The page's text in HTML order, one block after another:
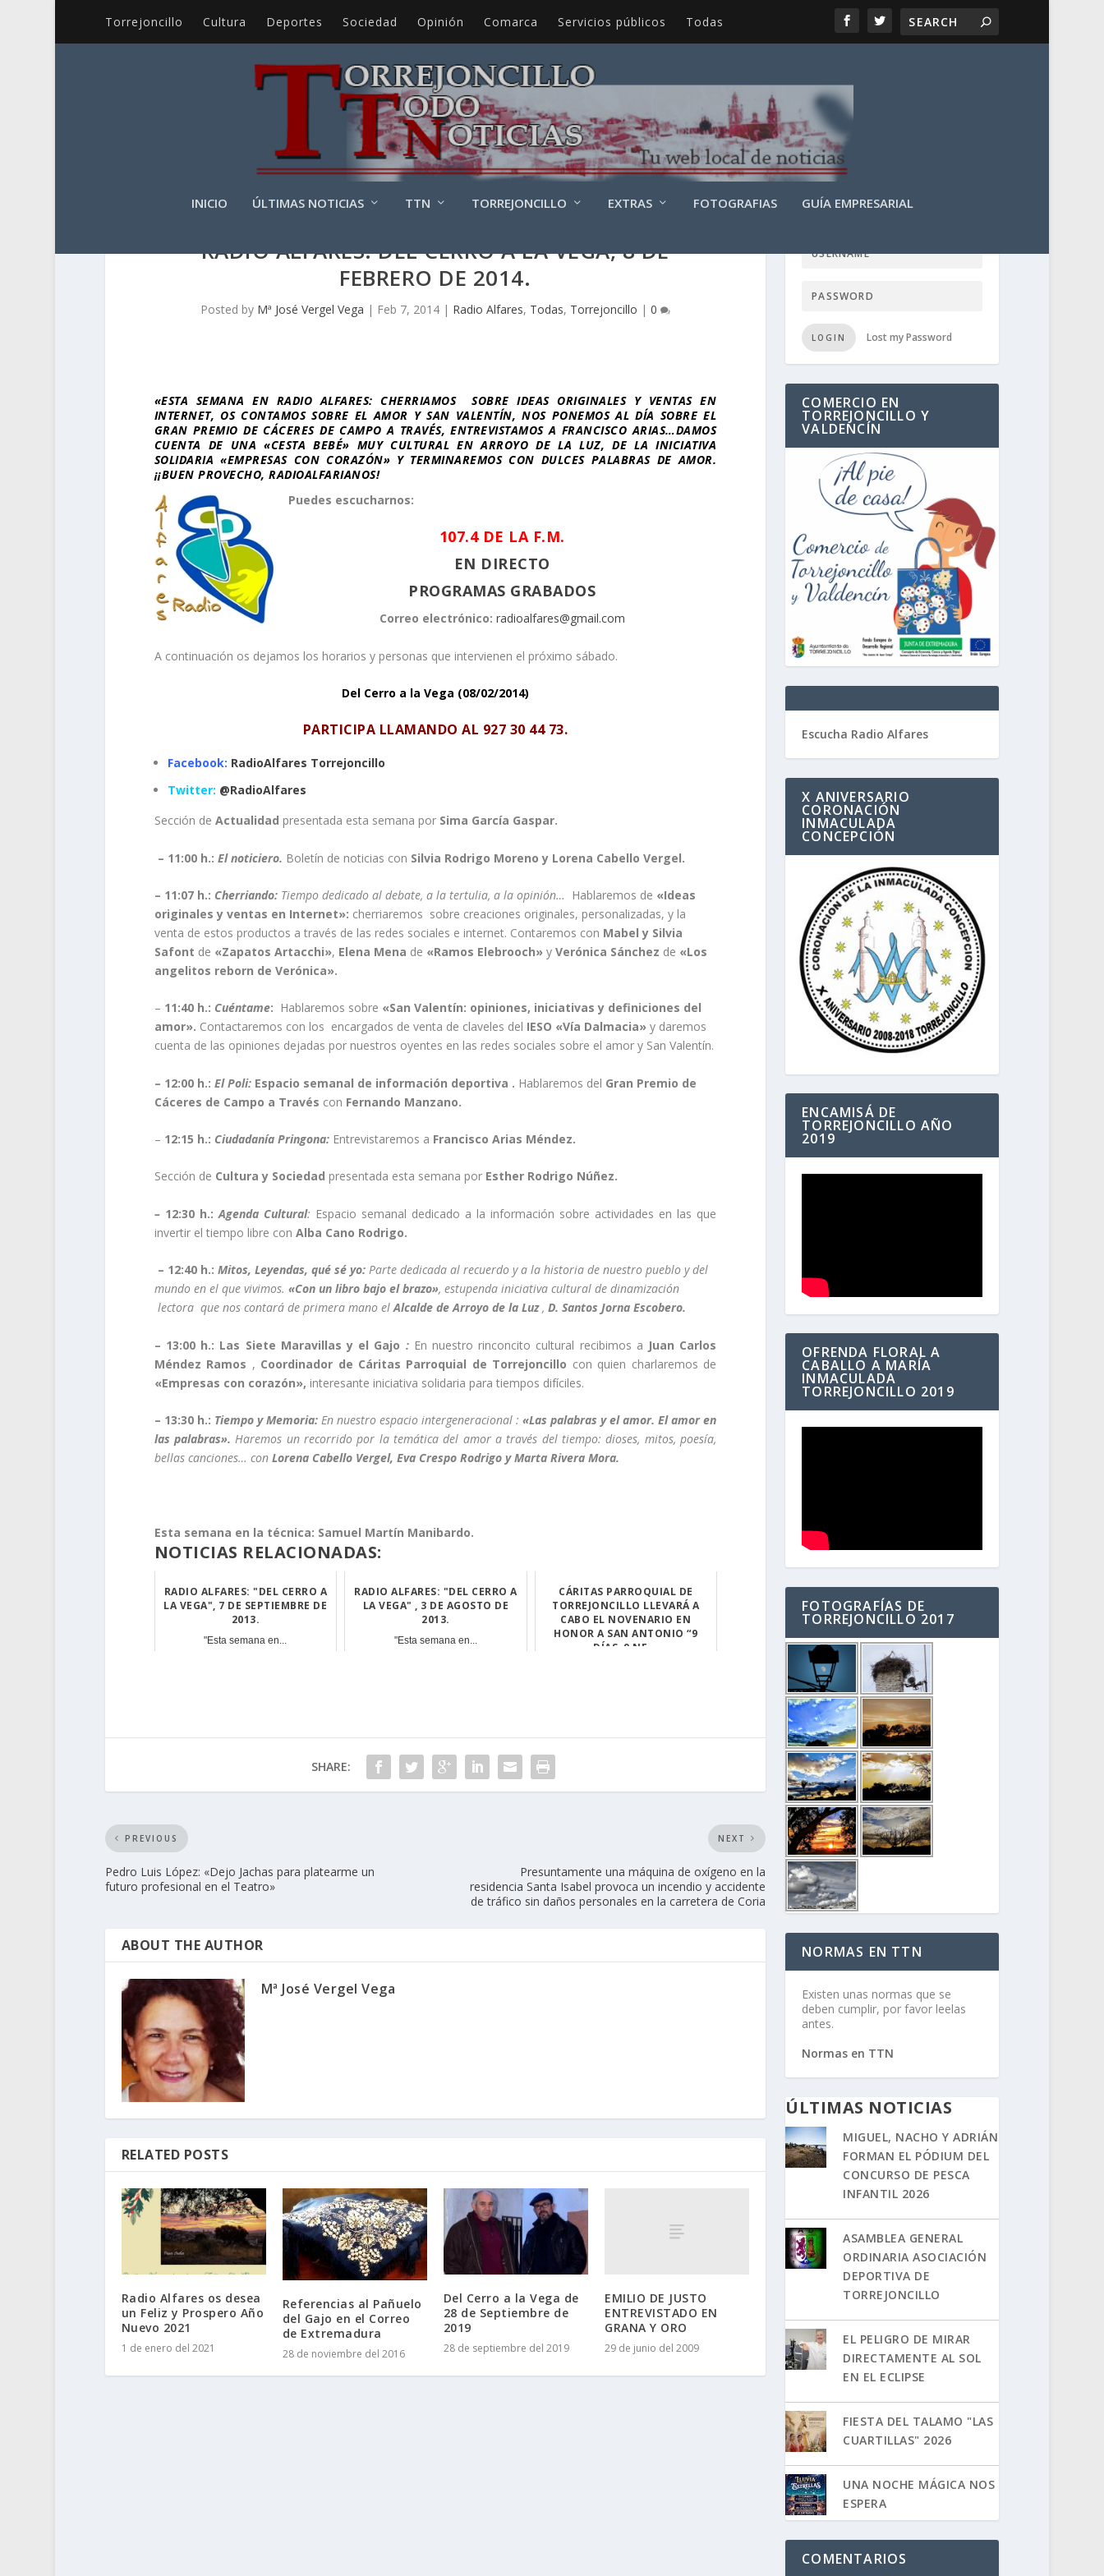
Torrejoncillo Cultura Deportes Sociedad Opinión Comarca Servicios públicos Todas
INICIO ÚLTIMAS NOTICIAS TTN TORREJONCILLO EXTRAS FOTOGRAFIAS GUÍA EMPRESARIAL
RADIO ALFARES: DEL CERRO A LA VEGA, 8 DE
FEBRERO DE 2014.
Posted by Mª José Vergel Vega | Feb 7, 2014| Radio Alfares, Todas, Torrejoncillo | 0
«ESTA SEMANA EN RADIO ALFARES: CHERRIAMOS SOBRE IDEAS ORIGINALES Y VENTAS EN
INTERNET, OS CONTAMOS SOBRE EL AMOR Y SAN VALENTÍN, NOS PONEMOS AL DÍA SOBRE EL
GRAN PREMIO DE CÁCERES DE CAMPO A TRAVÉS, ENTREVISTAMOS A FRANCISCO ARIAS…DAMOS
CUENTA DE UNA «CESTA BEBÉ» MUY CULTURAL EN ARROYO DE LA LUZ, DE LA INICIATIVA
SOLIDARIA «EMPRESAS CON CORAZÓN» Y TERMINAREMOS CON DULCES PALABRAS DE AMOR.
¡¡BUEN PROVECHO, RADIOALFARIANOS!
Puedes escucharnos:
107.4 DE LA F.M.
EN DIRECTO
PROGRAMAS GRABADOS
Correo electrónico: radioalfares@gmail.com
A continuación os dejamos los horarios y personas que intervienen el próximo sábado.
Del Cerro a la Vega (08/02/2014)
PARTICIPA LLAMANDO AL 927 30 44 73.
Facebook: RadioAlfares Torrejoncillo
Twitter: @RadioAlfares
Sección de Actualidad presentada esta semana porSima García Gaspar.
– 11:00 h.: El noticiero. Boletín de noticias con Silvia Rodrigo Moreno y Lorena Cabello Vergel.
– 11:07 h.: Cherriando: Tiempo dedicado al debate, a la tertulia, a la opinión… Hablaremos de «Ideas
originales y ventas en Internet»: cherriaremos sobre creaciones originales, personalizadas, y la
venta de estos productos a través de las redes sociales e internet. Contaremos con Mabel y Silvia
Safont de «Zapatos Artacchi», Elena Mena de «Ramos Elebrooch»yVerónica Sánchez de «Los
angelitos reborn de Verónica».
– 11:40 h.: Cuéntame: Hablaremos sobre «San Valentín: opiniones, iniciativas y definiciones del
amor». Contactaremos con los encargados de venta de claveles del IESO «Vía Dalmacia»y daremos
cuenta de las opiniones dejadas por nuestros oyentes en las redes sociales sobre el amor y San Valentín.
– 12:00 h.: El Poli:Espacio semanal de información deportiva . Hablaremos del Gran Premio de
Cáceres de Campo a Través con Fernando Manzano.
– 12:15 h.: Ciudadanía Pringona: Entrevistaremos a Francisco Arias Méndez.
Sección de Cultura y Sociedad presentada esta semana porEsther Rodrigo Núñez.
– 12:30 h.: Agenda Cultural: Espacio semanal dedicado a la información sobre actividades en las que
invertir el tiempo libre con Alba Cano Rodrigo.
– 12:40 h.: Mitos, Leyendas, qué sé yo:Parte dedicada al recuerdo y a la historia de nuestro pueblo y del
mundo en el que vivimos. «Con un libro bajo el brazo», estupenda iniciativa cultural de dinamización
lectora que nos contará de primera mano elAlcalde de Arroyo de la Luz, D. Santos Jorna Escobero.
– 13:00 h.: Las Siete Maravillas y el Gajo :En nuestro rinconcito cultural recibimos a Juan Carlos
Méndez Ramos , Coordinador de Cáritas Parroquial de Torrejoncillo con quien charlaremos de
«Empresas con corazón», interesante iniciativa solidaria para tiempos difíciles.
– 13:30 h.: Tiempo y Memoria: En nuestro espacio intergeneracional : «Las palabras y el amor. El amor en
las palabras». Haremos un recorrido por la temática del amor a través del tiempo: dioses, mitos, poesía,
bellas canciones… con Lorena Cabello Vergel, Eva Crespo Rodrigo y Marta Rivera Mora.
Esta semana en la técnica: Samuel Martín Manibardo.
NOTICIAS RELACIONADAS:
RADIO ALFARES: "DEL CERRO A
LA VEGA", 7 DE SEPTIEMBRE DE
2013.
"Esta semana en...
RADIO ALFARES: "DEL CERRO A
LA VEGA" , 3 DE AGOSTO DE
2013.
"Esta semana en...
CÁRITAS PARROQUIAL DE
TORREJONCILLO LLEVARÁ A
CABO EL NOVENARIO EN
HONOR A SAN ANTONIO “9
DÍAS, 9 NE...
SHARE:
PREVIOUS
Pedro Luis López: «Dejo Jachas para platearme un
futuro profesional en el Teatro»
NEXT
Presuntamente una máquina de oxígeno en la
residencia Santa Isabel provoca un incendio y accidente
de tráfico sin daños personales en la carretera de Coria
ABOUT THE AUTHOR
Mª José Vergel Vega
RELATED POSTS
Radio Alfares os desea
un Feliz y Prospero Año
Nuevo 2021
1 de enero del 2021
Referencias al Pañuelo
del Gajo en el Correo
de Extremadura
28 de noviembre del 2016
Del Cerro a la Vega de
28 de Septiembre de
2019
28 de septiembre del 2019
EMILIO DE JUSTO
ENTREVISTADO EN
GRANA Y ORO
29 de junio del 2009
LOGIN USER TTN
LOGIN Lost my Password
COMERCIO EN
TORREJONCILLO Y
VALDENCÍN
Escucha Radio Alfares
X ANIVERSARIO
CORONACIÓN
INMACULADA
CONCEPCIÓN
ENCAMISÁ DE
TORREJONCILLO AÑO
2019
OFRENDA FLORAL A
CABALLO A MARÍA
INMACULADA
TORREJONCILLO 2019
FOTOGRAFÍAS DE
TORREJONCILLO 2017
NORMAS EN TTN
Existen unas normas que se
deben cumplir, por favor leelas
antes.
Normas en TTN
ÚLTIMAS NOTICIAS
MIGUEL, NACHO Y ADRIÁN
FORMAN EL PÓDIUM DEL
CONCURSO DE PESCA
INFANTIL 2026
ASAMBLEA GENERAL
ORDINARIA ASOCIACIÓN
DEPORTIVA DE
TORREJONCILLO
EL PELIGRO DE MIRAR
DIRECTAMENTE AL SOL
EN EL ECLIPSE
FIESTA DEL TALAMO "LAS
CUARTILLAS" 2026
UNA NOCHE MÁGICA NOS
ESPERA
COMENTARIOS